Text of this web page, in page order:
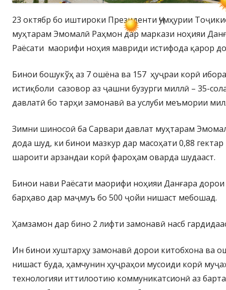
23 октябр бо иштироки Президенти Ҷумҳурии
муҳтарам Эмомалӣ Раҳмон дар маркази ноҳияи
Раёсати маорифи ноҳия мавриди истифода қарор
Бинои бошукўҳ аз 7 ошёна ва 157 ҳуҷраи корӣ
истиқболи сазовор аз ҷашни бузурги миллӣ – 35-
давлатӣ бо тарҳи замонавӣ ва услуби меъмории
Зимни шиносоӣ ба Сарвари давлат муҳтарам
дода шуд, ки бинои мазкур дар масоҳати 0,88
шароити арзандаи корӣ фароҳам оварда шудааст.
Бинои нави Раёсати маорифи ноҳияи Данғара
барҳаво дар маҷмуъ бо 500 ҷойи нишаст мебошад.
Ҳамзамон дар бино 2 лифти замонавӣ насб
Ин бинои хуштарҳу замонавӣ дорои китобхона ва
нишаст буда, ҳамчунин ҳуҷраҳои мусоиди корӣ
технологияи иттилоотию коммуникатсионӣ аз